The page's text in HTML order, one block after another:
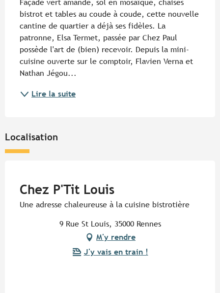
Façade vert amande, sol en mosaïque, chaises
bistrot et tables au coude à coude, cette nouvelle
cantine de quartier a déjà ses fidèles. La
patronne, Elsa Termet, passée par Chez Paul
possède l'art de (bien) recevoir. Depuis la mini-
cuisine ouverte sur le comptoir, Flavien Verna et
Nathan Jégou...
Lire la suite
Localisation
Chez P'Tit Louis
Une adresse chaleureuse à la cuisine bistrotière
9 Rue St Louis, 35000 Rennes
M'y rendre
J'y vais en train !